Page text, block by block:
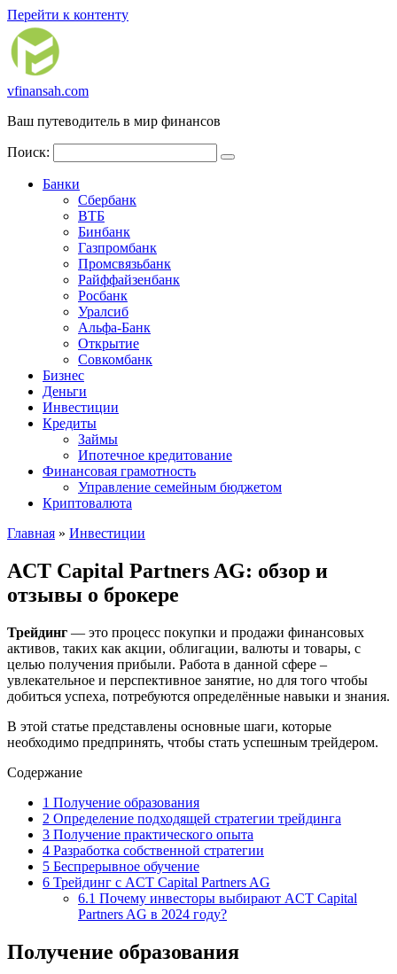
Перейти к контенту
vfinansah.com
Ваш путеводитель в мир финансов
Поиск:
Банки
Сбербанк
ВТБ
Бинбанк
Газпромбанк
Промсвязьбанк
Райффайзенбанк
Росбанк
Уралсиб
Альфа-Банк
Открытие
Совкомбанк
Бизнес
Деньги
Инвестиции
Кредиты
Займы
Ипотечное кредитование
Финансовая грамотность
Управление семейным бюджетом
Криптовалюта
Главная » Инвестиции
ACT Capital Partners AG: обзор и
отзывы о брокере
Трейдинг — это процесс покупки и продажи финансовых
активов, таких как акции, облигации, валюты и товары, с
целью получения прибыли. Работа в данной сфере –
увлекательное и перспективное занятие, но для того чтобы
добиться успеха, потребуются определённые навыки и знания.
В этой статье представлены основные шаги, которые
необходимо предпринять, чтобы стать успешным трейдером.
Содержание
1 Получение образования
2 Определение подходящей стратегии трейдинга
3 Получение практического опыта
4 Разработка собственной стратегии
5 Беспрерывное обучение
6 Трейдинг с ACT Capital Partners AG
6.1 Почему инвесторы выбирают ACT Capital
Partners AG в 2024 году?
Получение образования